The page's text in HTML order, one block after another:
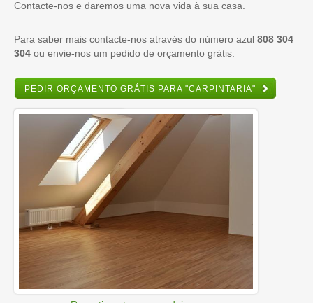
Contacte-nos e daremos uma nova vida à sua casa.
Para saber mais contacte-nos através do número azul 808 304
304 ou envie-nos um pedido de orçamento grátis.
PEDIR ORÇAMENTO GRÁTIS PARA "CARPINTARIA"